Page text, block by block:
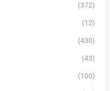
(372)
(12)
(430)
(43)
(100)